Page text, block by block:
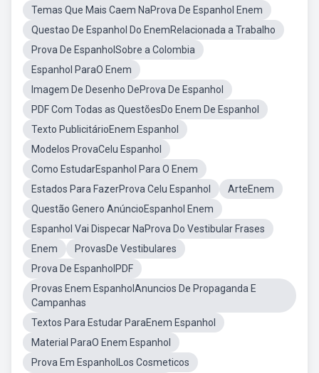
Temas Que Mais Caem NaProva De Espanhol Enem
Questao De Espanhol Do EnemRelacionada a Trabalho
Prova De EspanholSobre a Colombia
Espanhol ParaO Enem
Imagem De Desenho DeProva De Espanhol
PDF Com Todas as QuestõesDo Enem De Espanhol
Texto PublicitárioEnem Espanhol
Modelos ProvaCelu Espanhol
Como EstudarEspanhol Para O Enem
Estados Para FazerProva Celu Espanhol
ArteEnem
Questão Genero AnúncioEspanhol Enem
Espanhol Vai Dispecar NaProva Do Vestibular Frases
Enem
ProvasDe Vestibulares
Prova De EspanholPDF
Provas Enem EspanholAnuncios De Propaganda E
Campanhas
Textos Para Estudar ParaEnem Espanhol
Material ParaO Enem Espanhol
Prova Em EspanholLos Cosmeticos